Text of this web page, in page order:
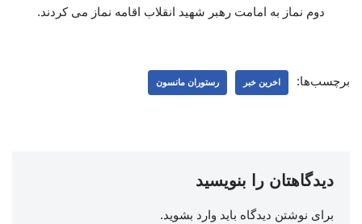
دوم نماز به امامت رهبر شهید انقلاب اقامه نماز می کردند.
برچسب‌ها: اخرین خبر رستوران مانسون
دیدگاهتان را بنویسید
برای نوشتن دیدگاه باید وارد بشوید.